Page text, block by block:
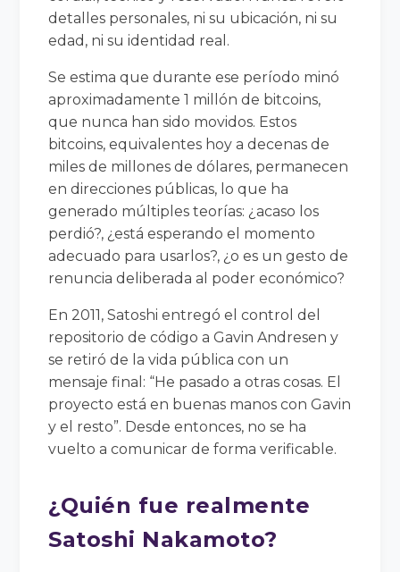
detalles personales, ni su ubicación, ni su
edad, ni su identidad real.
Se estima que durante ese período minó
aproximadamente 1 millón de bitcoins,
que nunca han sido movidos. Estos
bitcoins, equivalentes hoy a decenas de
miles de millones de dólares, permanecen
en direcciones públicas, lo que ha
generado múltiples teorías: ¿acaso los
perdió?, ¿está esperando el momento
adecuado para usarlos?, ¿o es un gesto de
renuncia deliberada al poder económico?
En 2011, Satoshi entregó el control del
repositorio de código a Gavin Andresen y
se retiró de la vida pública con un
mensaje final: “He pasado a otras cosas. El
proyecto está en buenas manos con Gavin
y el resto”. Desde entonces, no se ha
vuelto a comunicar de forma verificable.
¿Quién fue realmente
Satoshi Nakamoto?